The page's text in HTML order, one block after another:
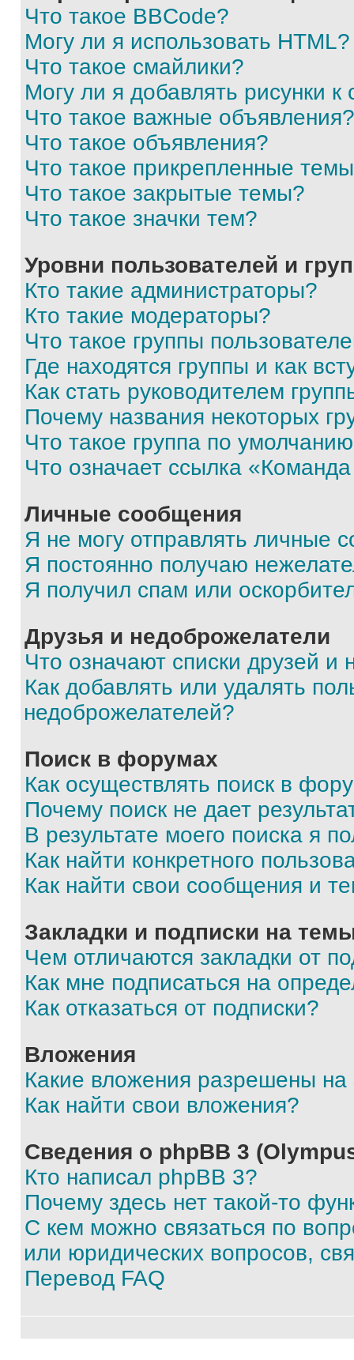
Что такое BBCode?
Могу ли я использовать HTML?
Что такое смайлики?
Могу ли я добавлять рисунки
Что такое важные объявления?
Что такое объявления?
Что такое прикрепленные
Что такое закрытые темы?
Что такое значки тем?
Уровни пользователей и
Кто такие администраторы?
Кто такие модераторы?
Что такое группы
Где находятся группы и как
Как стать руководителем
Почему названия некоторых
Что такое группа по
Что означает ссылка
Личные сообщения
Я не могу отправлять личные
Я постоянно получаю
Я получил спам или
Друзья и недоброжелатели
Что означают списки друзей и
Как добавлять или удалять
недоброжелателей?
Поиск в форумах
Как осуществлять поиск в
Почему поиск не дает
В результате моего поиска я
Как найти конкретного
Как найти свои сообщения и
Закладки и подписки на
Чем отличаются закладки от
Как мне подписаться на
Как отказаться от подписки?
Вложения
Какие вложения разрешены
Как найти свои вложения?
Сведения о phpBB 3
Кто написал phpBB 3?
Почему здесь нет такой-то
С кем можно связаться по
или юридических вопросов,
Перевод FAQ